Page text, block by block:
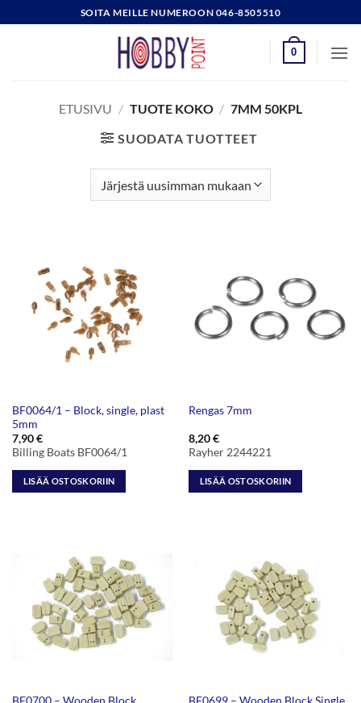
to
SOITA MEILLE NUMEROON 046-8505510
0
ETUSIVU / TUOTE KOKO / 7MM 50KPL
SUODATA TUOTTEET
BF0064/1 – Block, single, plast
5mm
7,90€
Billing Boats BF0064/1
LISÄÄ OSTOSKORIIN
Rengas 7mm
8,20€
Rayher 2244221
LISÄÄ OSTOSKORIIN